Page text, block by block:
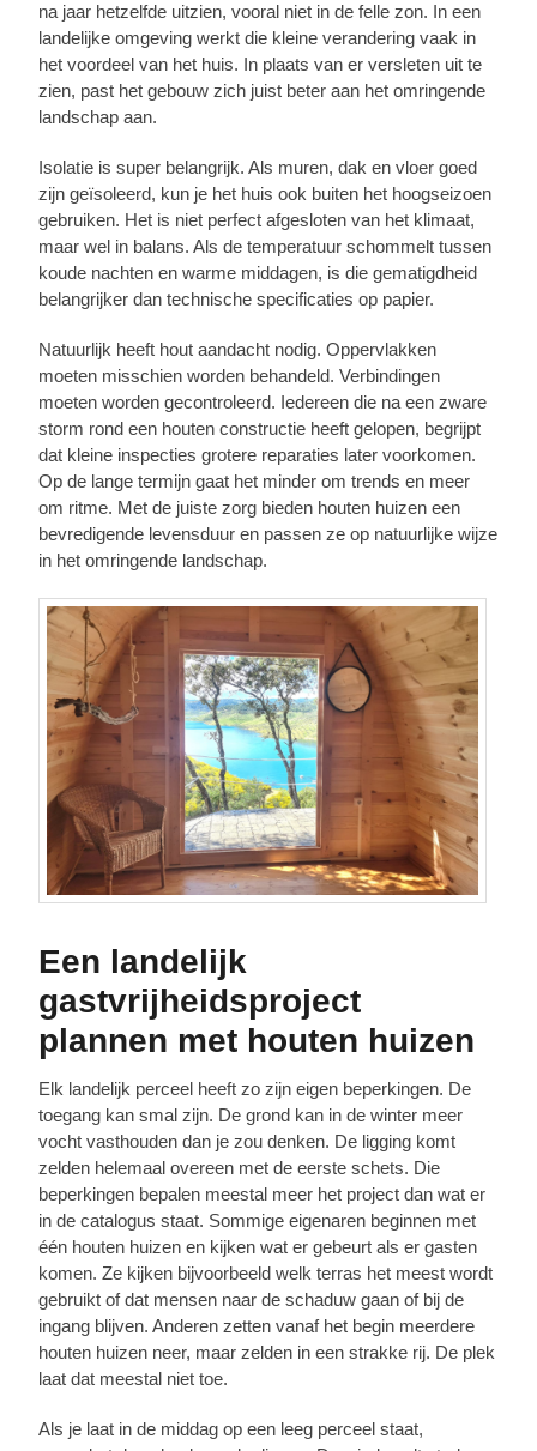
na jaar hetzelfde uitzien, vooral niet in de felle zon. In een
landelijke omgeving werkt die kleine verandering vaak in
het voordeel van het huis. In plaats van er versleten uit te
zien, past het gebouw zich juist beter aan het omringende
landschap aan.
Isolatie is super belangrijk. Als muren, dak en vloer goed
zijn geïsoleerd, kun je het huis ook buiten het hoogseizoen
gebruiken. Het is niet perfect afgesloten van het klimaat,
maar wel in balans. Als de temperatuur schommelt tussen
koude nachten en warme middagen, is die gematigdheid
belangrijker dan technische specificaties op papier.
Natuurlijk heeft hout aandacht nodig. Oppervlakken
moeten misschien worden behandeld. Verbindingen
moeten worden gecontroleerd. Iedereen die na een zware
storm rond een houten constructie heeft gelopen, begrijpt
dat kleine inspecties grotere reparaties later voorkomen.
Op de lange termijn gaat het minder om trends en meer
om ritme. Met de juiste zorg bieden houten huizen een
bevredigende levensduur en passen ze op natuurlijke wijze
in het omringende landschap.
Een landelijk
gastvrijheidsproject
plannen met houten huizen
Elk landelijk perceel heeft zo zijn eigen beperkingen. De
toegang kan smal zijn. De grond kan in de winter meer
vocht vasthouden dan je zou denken. De ligging komt
zelden helemaal overeen met de eerste schets. Die
beperkingen bepalen meestal meer het project dan wat er
in de catalogus staat. Sommige eigenaren beginnen met
één houten huizen en kijken wat er gebeurt als er gasten
komen. Ze kijken bijvoorbeeld welk terras het meest wordt
gebruikt of dat mensen naar de schaduw gaan of bij de
ingang blijven. Anderen zetten vanaf het begin meerdere
houten huizen neer, maar zelden in een strakke rij. De plek
laat dat meestal niet toe.
Als je laat in de middag op een leeg perceel staat,